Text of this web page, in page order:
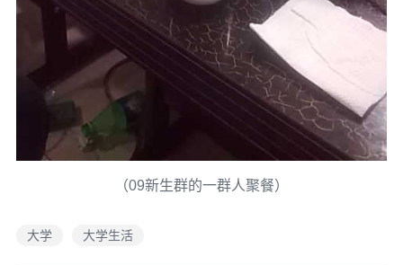
（09新生群的一群人聚餐）
大学 大学生活